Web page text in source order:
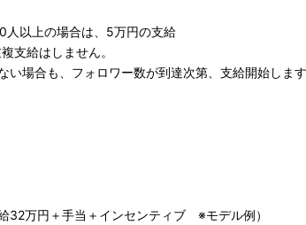
人以上の場合は、5万円の支給
支給はしません。
場合も、フォロワー数が到達次第、支給開始しま
32万円＋手当＋インセンティブ ※モデル例）